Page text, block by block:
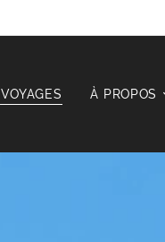
VOYAGES À PROPOS